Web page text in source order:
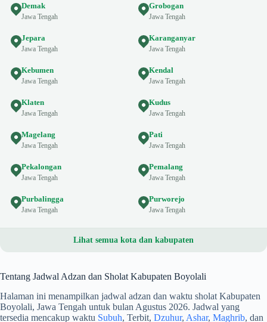
Demak
Jawa Tengah
Grobogan
Jawa Tengah
Jepara
Jawa Tengah
Karanganyar
Jawa Tengah
Kebumen
Jawa Tengah
Kendal
Jawa Tengah
Klaten
Jawa Tengah
Kudus
Jawa Tengah
Magelang
Jawa Tengah
Pati
Jawa Tengah
Pekalongan
Jawa Tengah
Pemalang
Jawa Tengah
Purbalingga
Jawa Tengah
Purworejo
Jawa Tengah
Lihat semua kota dan kabupaten
Tentang Jadwal Adzan dan Sholat Kabupaten Boyolali
Halaman ini menampilkan jadwal adzan dan waktu sholat Kabupaten
Boyolali, Jawa Tengah untuk bulan Agustus 2026. Jadwal yang
tersedia mencakup waktu Subuh, Terbit, Dzuhur, Ashar, Maghrib, dan